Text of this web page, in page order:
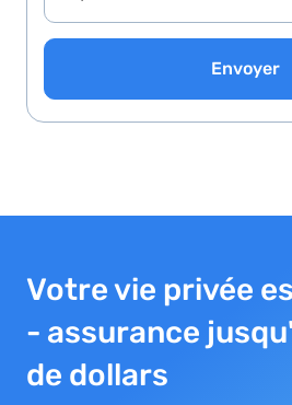
Envoyer
Votre vie privée
- assurance
de dollars